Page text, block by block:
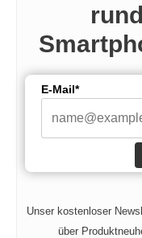
E-Mail*
Unser kostenloser
über